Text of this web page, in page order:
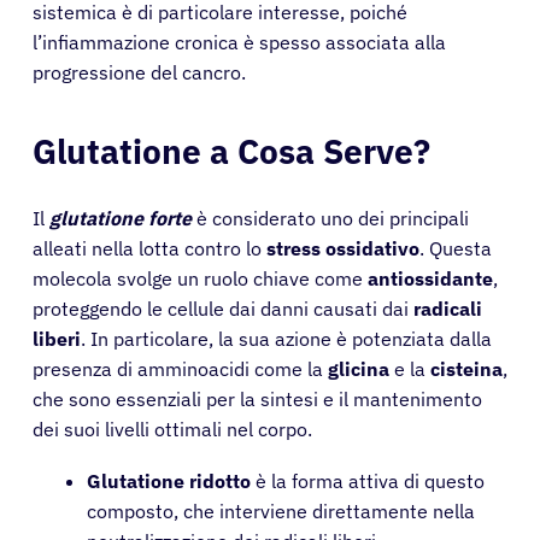
sistemica è di particolare interesse, poiché
l’infiammazione cronica è spesso associata alla
progressione del cancro.
Glutatione a Cosa Serve?
Il glutatione forteè considerato uno dei principali
alleati nella lotta contro lo stress ossidativo. Questa
molecola svolge un ruolo chiave come antiossidante,
proteggendo le cellule dai danni causati dai radicali
liberi. In particolare, la sua azione è potenziata dalla
presenza di amminoacidi come la glicina e la cisteina,
che sono essenziali per la sintesi e il mantenimento
dei suoi livelli ottimali nel corpo.
Glutatione ridotto è la forma attiva di questo
composto, che interviene direttamente nella